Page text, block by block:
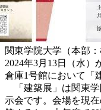
関東学院大学（本部
2024年3月13日（水）
倉庫1号館において「
「建築展」は関東学
示会です。会場を現